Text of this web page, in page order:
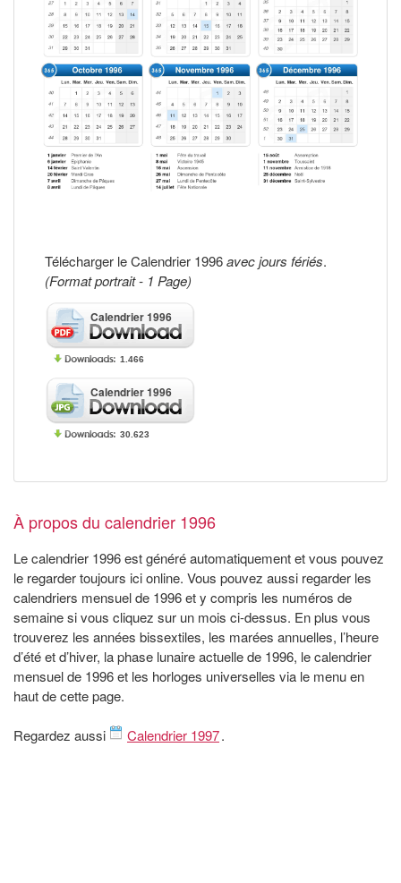
Télécharger le Calendrier 1996avec jours fériés.
(Format portrait - 1 Page)
Calendrier 1996
1.466
Calendrier 1996
30.623
À propos du calendrier 1996
Le calendrier 1996 est généré automatiquement et vous pouvez
le regarder toujours ici online. Vous pouvez aussi regarder les
calendriers mensuel de 1996 et y compris les numéros de
semaine si vous cliquez sur un mois ci-dessus. En plus vous
trouverez les années bissextiles, les marées annuelles, l’heure
d’été et d’hiver, la phase lunaire actuelle de 1996, le calendrier
mensuel de 1996 et les horloges universelles via le menu en
haut de cette page.
Regardez aussi Calendrier 1997.